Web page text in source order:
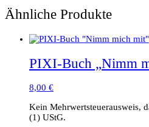
Ähnliche Produkte
PIXI-Buch „Nimm
8,00 €
Kein Mehrwertsteuerausweis,
(1) UStG.